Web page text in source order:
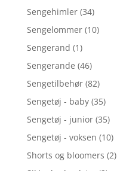
Sengehimler (34)
Sengelommer (10)
Sengerand (1)
Sengerande (46)
Sengetilbehør (82)
Sengetøj - baby (35)
Sengetøj - junior (35)
Sengetøj - voksen (10)
Shorts og bloomers (2)